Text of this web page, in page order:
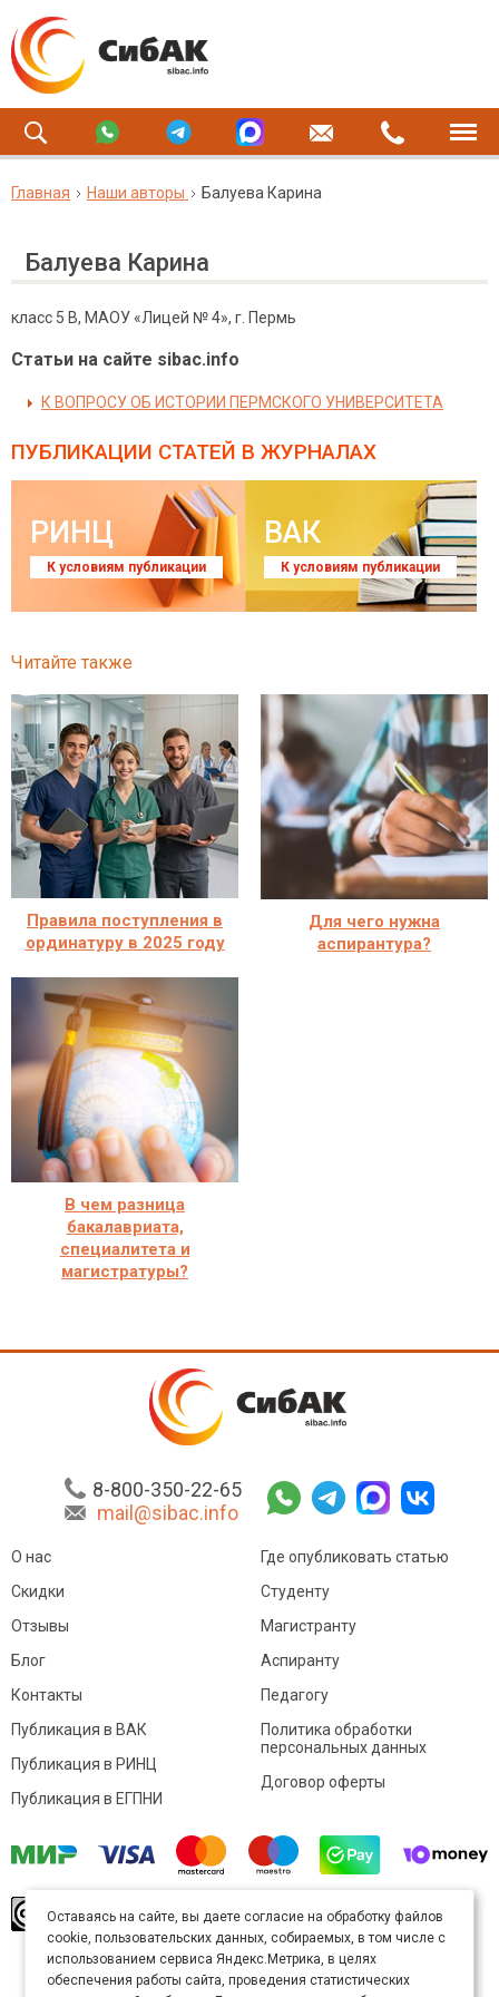
Главная Наши авторы Балуева Карина
Балуева Карина
класс 5 В, МАОУ «Лицей № 4», г. Пермь
Статьи на сайте sibac.info
К ВОПРОСУ ОБ ИСТОРИИ ПЕРМСКОГО УНИВЕРСИТЕТА
ПУБЛИКАЦИИ СТАТЕЙ В ЖУРНАЛАХ
РИНЦ
К условиям публикации
ВАК
К условиям публикации
Читайте также
Правила поступления в
ординатуру в 2025 году
Для чего нужна
аспирантура?
В чем разница
бакалавриата,
специалитета и
магистратуры?
8-800-350-22-65
mail@sibac.info
О нас
Скидки
Отзывы
Блог
Контакты
Где опубликовать статью
Студенту
Магистранту
Аспиранту
Педагогу
Публикация в ВАК
Публикация в РИНЦ
Публикация в ЕГПНИ
Политика обработки
персональных данных
Договор оферты
произведение доступно полицензии Creative
Commons «Attribution» («Атрибуция») 4.0
Непортированная.
Карта сайта
Оставаясь на сайте, вы даете согласие на обработку файлов
cookie, пользовательских данных, собираемых, в том числе с
использованием сервиса Яндекс.Метрика, в целях
обеспечения работы сайта, проведения статистических